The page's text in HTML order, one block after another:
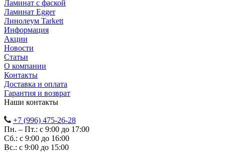
Ламинат с фаской
Ламинат Egger
Линолеум Tarkett
Информация
Акции
Новости
Статьи
О компании
Контакты
Доставка и оплата
Гарантия и возврат
Наши контакты
+7 (996) 475-26-28
Пн. – Пт.: с 9:00 до 17:00
Сб.: с 9:00 до 16:00
Bc.: с 9:00 до 15:00